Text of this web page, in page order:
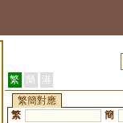
繁 簡 港
繁簡對應
繁
簡